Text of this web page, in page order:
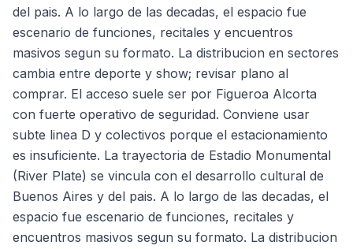
del pais. A lo largo de las decadas, el espacio fue
escenario de funciones, recitales y encuentros
masivos segun su formato. La distribucion en sectores
cambia entre deporte y show; revisar plano al
comprar. El acceso suele ser por Figueroa Alcorta
con fuerte operativo de seguridad. Conviene usar
subte linea D y colectivos porque el estacionamiento
es insuficiente. La trayectoria de Estadio Monumental
(River Plate) se vincula con el desarrollo cultural de
Buenos Aires y del pais. A lo largo de las decadas, el
espacio fue escenario de funciones, recitales y
encuentros masivos segun su formato. La distribucion